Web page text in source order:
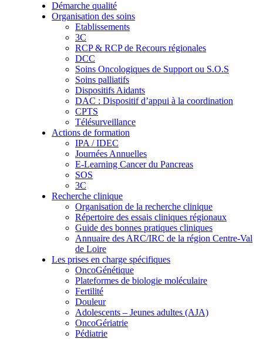
Démarche qualité
Organisation des soins
Etablissements
3C
RCP & RCP de Recours régionales
DCC
Soins Oncologiques de Support ou S.O.S
Soins palliatifs
Dispositifs Aidants
DAC : Dispositif d’appui à la coordination
CPTS
Télésurveillance
Actions de formation
IPA / IDEC
Journées Annuelles
E-Learning Cancer du Pancreas
SOS
3C
Recherche clinique
Organisation de la recherche clinique
Répertoire des essais cliniques régionaux
Guide des bonnes pratiques cliniques
Annuaire des ARC/IRC de la région Centre-Val
de Loire
Les prises en charge spécifiques
OncoGénétique
Plateformes de biologie moléculaire
Fertilité
Douleur
Adolescents – Jeunes adultes (AJA)
OncoGériatrie
Pédiatrie